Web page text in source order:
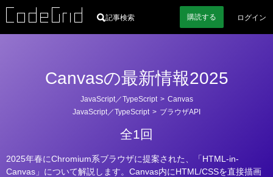
記事検索 購読する ログイン
Canvasの最新情報2025
JavaScript／TypeScript > Canvas
JavaScript／TypeScript > ブラウザAPI
全1回
2025年春にChromium系ブラウザに提案された、「HTML-in-
Canvas」について解説します。Canvas内にHTML/CSSを直接描画